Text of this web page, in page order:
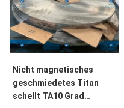
Nicht magnetisches
geschmiedetes Titan
schellt TA10 Grad